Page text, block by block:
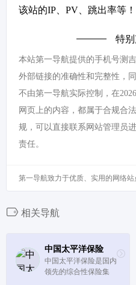
该站的IP、PV、跳出率等！
特
本站第一导航提供的手机号测
外部链接的准确性和完整性，
不由第一导航实际控制，在
网页上的内容，都属于合规合
规，可以直接联系网站管理员
责任。
第一导航致力于优质、实用的网络站
相关导航
中国太平洋保险
中国太平洋保险是国内
领先的综合性保险集